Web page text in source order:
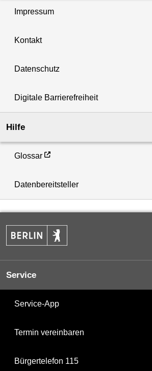
Impressum
Kontakt
Datenschutz
Digitale Barrierefreiheit
Hilfe
Glossar
Datenbereitsteller
Service
Service-App
Termin vereinbaren
Bürgertelefon 115